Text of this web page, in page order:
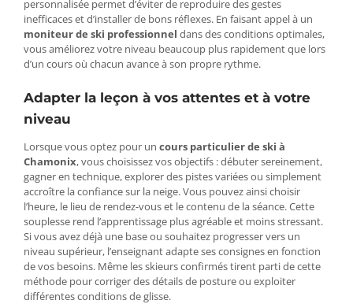
personnalisée permet d’éviter de reproduire des gestes
inefficaces et d’installer de bons réflexes. En faisant appel à un
moniteur de ski professionnel dans des conditions optimales,
vous améliorez votre niveau beaucoup plus rapidement que lors
d’un cours où chacun avance à son propre rythme.
Adapter la leçon à vos attentes et à votre
niveau
Lorsque vous optez pour un cours particulier de ski à
Chamonix, vous choisissez vos objectifs : débuter sereinement,
gagner en technique, explorer des pistes variées ou simplement
accroître la confiance sur la neige. Vous pouvez ainsi choisir
l’heure, le lieu de rendez-vous et le contenu de la séance. Cette
souplesse rend l’apprentissage plus agréable et moins stressant.
Si vous avez déjà une base ou souhaitez progresser vers un
niveau supérieur, l’enseignant adapte ses consignes en fonction
de vos besoins. Même les skieurs confirmés tirent parti de cette
méthode pour corriger des détails de posture ou exploiter
différentes conditions de glisse.